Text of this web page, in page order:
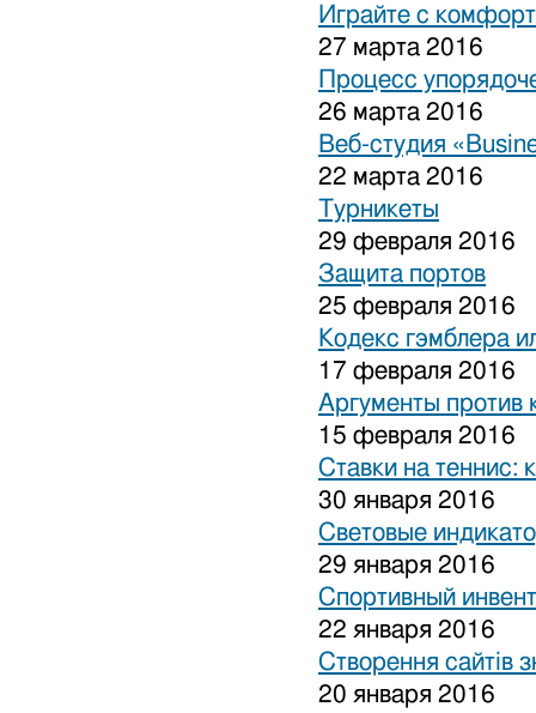
Играйте с
27 марта 2016
Процесс
26 марта 2016
Веб-студия
22 марта 2016
Турникеты
29 февраля 2016
Защита портов
25 февраля 2016
Кодекс гэмблера
17 февраля 2016
Аргументы против
15 февраля 2016
Ставки на теннис:
30 января 2016
Световые
29 января 2016
Спортивный
22 января 2016
Створення сайтів
20 января 2016